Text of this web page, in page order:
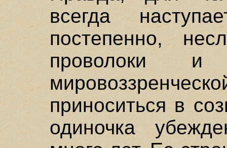
всегда
постепенно,
проволоки и
приноситься в
одиночка